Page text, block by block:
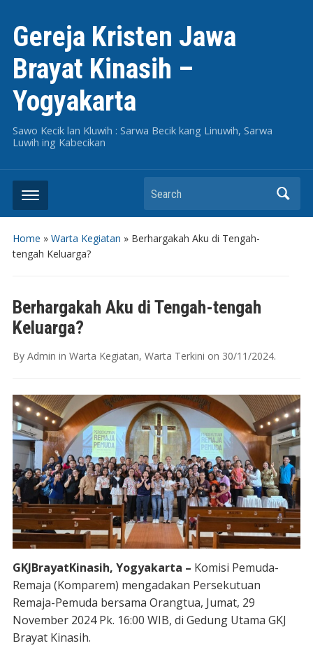
Gereja Kristen Jawa
Brayat Kinasih –
Yogyakarta
Sawo Kecik lan Kluwih : Sarwa Becik kang Linuwih, Sarwa
Luwih ing Kabecikan
Search
Home » Warta Kegiatan » Berhargakah Aku di Tengah-
tengah Keluarga?
Berhargakah Aku di Tengah-tengah
Keluarga?
By Admin in Warta Kegiatan, Warta Terkini on 30/11/2024.
GKJBrayatKinasih, Yogyakarta – Komisi Pemuda-
Remaja (Komparem) mengadakan Persekutuan
Remaja-Pemuda bersama Orangtua, Jumat, 29
November 2024 Pk. 16:00 WIB, di Gedung Utama GKJ
Brayat Kinasih.